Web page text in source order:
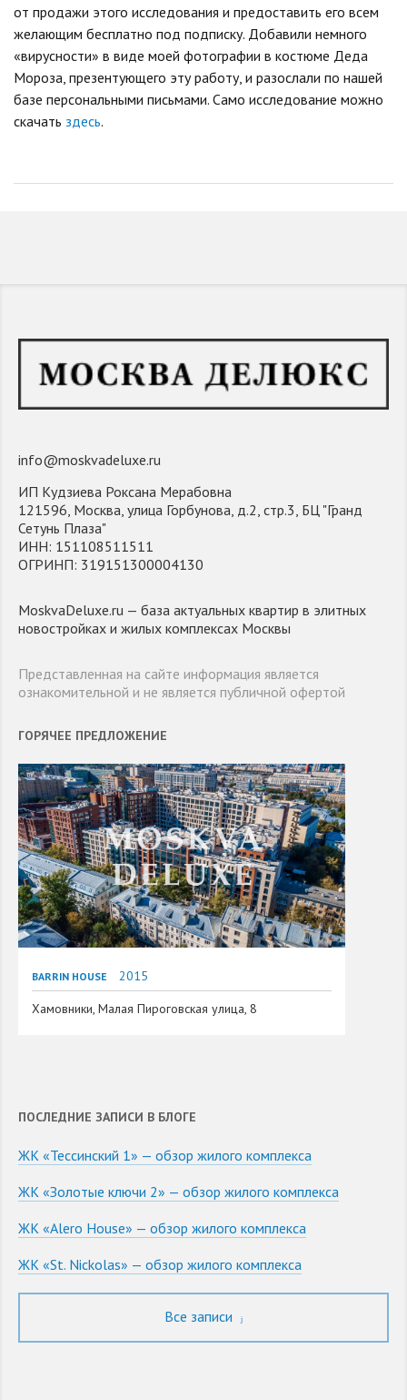
от продажи этого исследования и предоставить его всем
желающим бесплатно под подписку. Добавили немного
«вирусности» в виде моей фотографии в костюме Деда
Мороза, презентующего эту работу, и разослали по нашей
базе персональными письмами. Само исследование можно
скачать здесь.
info@moskvadeluxe.ru
ИП Кудзиева Роксана Мерабовна
121596, Москва, улица Горбунова, д.2, стр.3, БЦ "Гранд
Сетунь Плаза"
ИНН: 151108511511
ОГРИНП: 319151300004130
MoskvaDeluxe.ru — база актуальных квартир в элитных
новостройках и жилых комплексах Москвы
Представленная на сайте информация является
ознакомительной и не является публичной офертой
ГОРЯЧЕЕ ПРЕДЛОЖЕНИЕ
BARRIN HOUSE
2015
Хамовники, Малая Пироговская улица, 8
ПОСЛЕДНИЕ ЗАПИСИ В БЛОГЕ
ЖК «Тессинский 1» — обзор жилого комплекса
ЖК «Золотые ключи 2» — обзор жилого комплекса
ЖК «Alero House» — обзор жилого комплекса
ЖК «St. Nickolas» — обзор жилого комплекса
Все записи